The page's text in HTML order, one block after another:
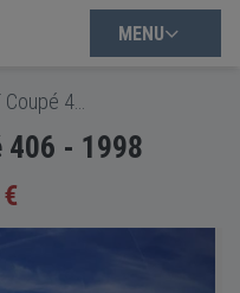
MENU
406 - 1998